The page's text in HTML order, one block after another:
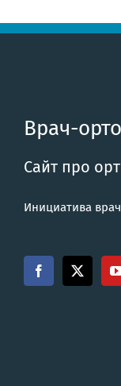
Врач-
Сайт про
Инициатива